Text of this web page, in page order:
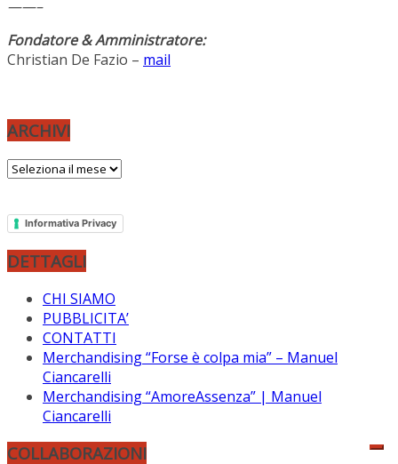
——–
Fondatore & Amministratore:
Christian De Fazio – mail
ARCHIVI
ARCHIVI
Informativa Privacy
DETTAGLI
CHI SIAMO
PUBBLICITA’
CONTATTI
Merchandising “Forse è colpa mia” – Manuel
Ciancarelli
Merchandising “AmoreAssenza” | Manuel
Ciancarelli
COLLABORAZIONI